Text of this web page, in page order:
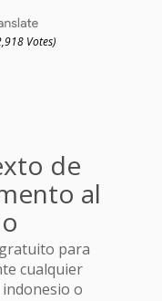
Votes)
de
al
para
cualquier
o